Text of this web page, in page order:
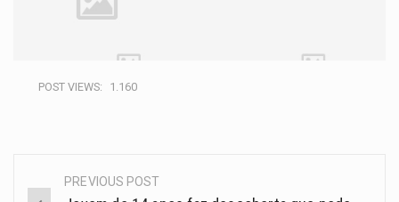
POST VIEWS: 1.160
PREVIOUS POST